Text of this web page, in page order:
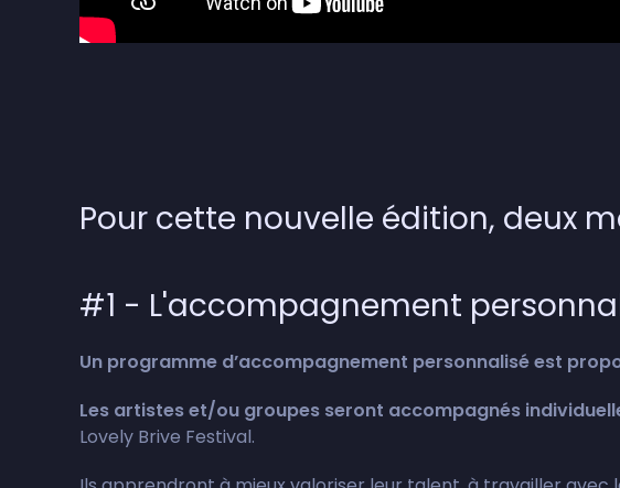
Pour cette nouvelle édition, deux
#1 - L'accompagnement
Un programme d’accompagnement personnaliséest
Les artistes et/ou groupes seront accompagnés
Lovely Brive Festival.